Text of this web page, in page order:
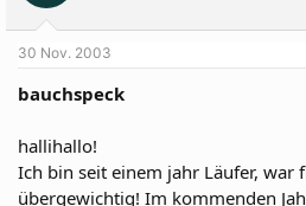
r
m
30 Nov. 2003
bauchspeck
hallihallo!
Ich bin seit einem jahr Läufer, war
übergewichtig! Im kommenden